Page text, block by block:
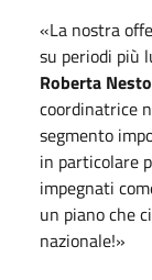
«La nostra
su periodi più
Roberta Nesto
coordinatrice
segmento
in particolare
impegnati
un piano che
nazionale!»